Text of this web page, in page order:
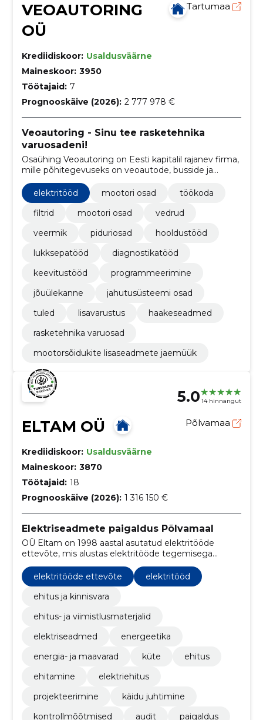
VEOAUTORING
OÜ
Tartumaa
Krediidiskoor: Usaldusväärne
Maineskoor: 3950
Töötajaid: 7
Prognooskäive (2026): 2 777 978 €
Veoautoring - Sinu tee rasketehnika
varuosadeni!
Osaühing Veoautoring on Eesti kapitalil rajanev firma,
mille põhitegevuseks on veoautode, busside ja
haagiste varuosade ning lisaseadmete müük ja
hooldus.
elektritööd mootori osad
töökoda
filtrid
mootori osad
vedrud
veermik
piduriosad
hooldustööd
lukksepatööd
diagnostikatööd
keevitustööd
programmeerimine
jõuülekanne
jahutusüsteemi osad
tuled
lisavarustus
haakeseadmed
rasketehnika varuosad
mootorsõidukite lisaseadmete jaemüük
5.0 14 hinnangut
ELTAM OÜ Põlvamaa
Krediidiskoor: Usaldusväärne
Maineskoor: 3870
Töötajaid: 18
Prognooskäive (2026): 1 316 150 €
Elektriseadmete paigaldus Põlvamaal
OÜ Eltam on 1998 aastal asutatud elektritööde
ettevõte, mis alustas elektritööde tegemisega
peamiselt AS Eesti Energia objektidel.
elektritööde ettevõte
elektritööd
ehitus ja kinnisvara
ehitus- ja viimistlusmaterjalid
elektriseadmed
energeetika
energia- ja maavarad
küte
ehitus
ehitamine
elektriehitus
projekteerimine
käidu juhtimine
kontrollmõõtmised
audit paigaldus